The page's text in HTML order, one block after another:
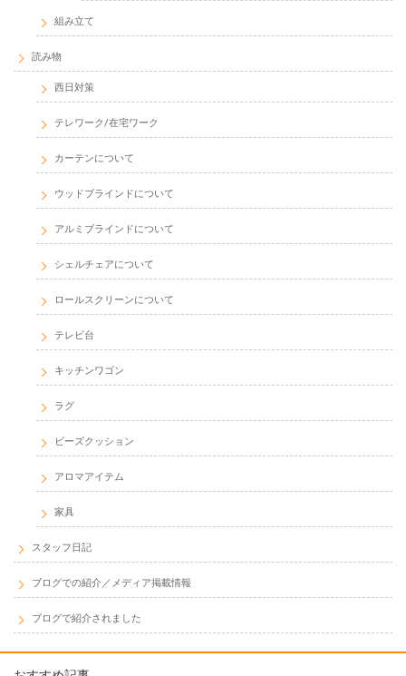
組み立て
読み物
西日対策
テレワーク/在宅ワーク
カーテンについて
ウッドブラインドについて
アルミブラインドについて
シェルチェアについて
ロールスクリーンについて
テレビ台
キッチンワゴン
ラグ
ビーズクッション
アロマアイテム
家具
スタッフ日記
ブログでの紹介／メディア掲載情報
ブログで紹介されました